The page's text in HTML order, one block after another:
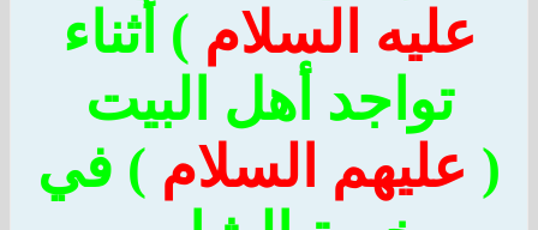
عليه السلام) أثناء
تواجد أهل البيت
عليهم السلام) في